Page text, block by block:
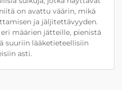
on avattu väärin, mikä
ja jäljitettävyyden.
määrien jätteille, pienistä
suuriin lääketieteellisiin
asti.